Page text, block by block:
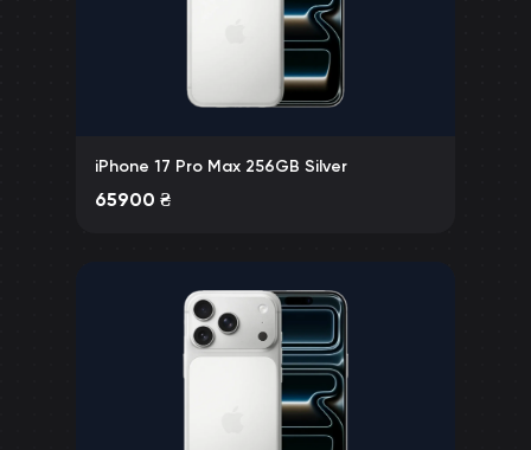
iPhone 17 Pro Max 256GB Silver
65900 ₴